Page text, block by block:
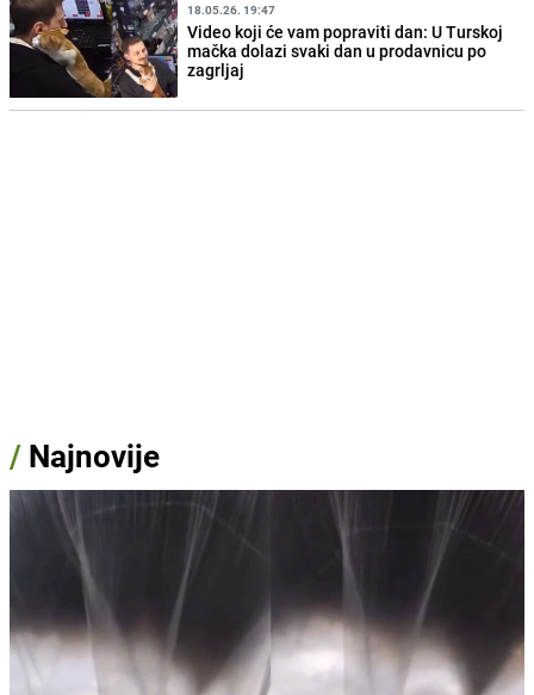
18.05.26. 19:47
Video koji će vam popraviti dan: U Turskoj
mačka dolazi svaki dan u prodavnicu po
zagrljaj
/ Najnovije